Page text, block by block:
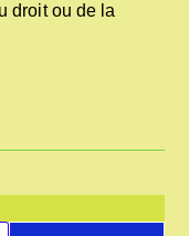
droit ou de la